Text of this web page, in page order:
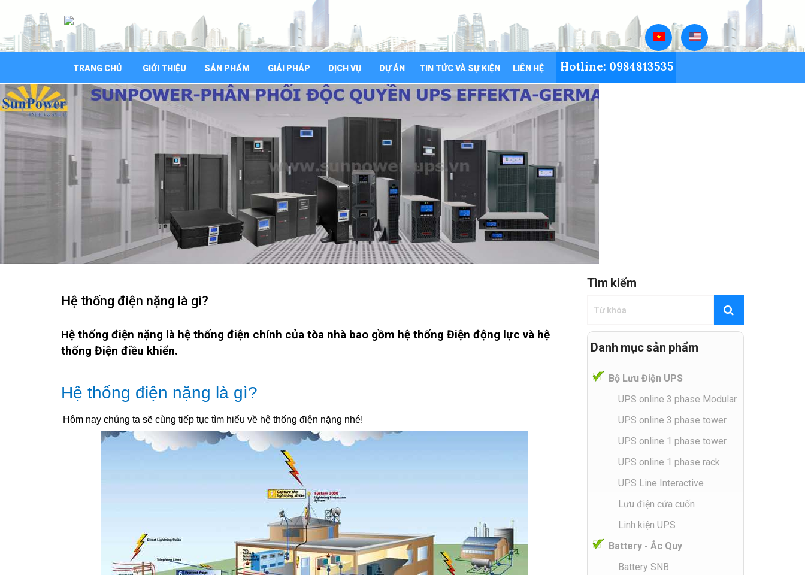
TRANG CHỦ GIỚI THIỆU SẢN PHẨM GIẢI PHÁP DỊCH VỤ DỰ ÁN TIN TỨC VÀ SỰ KIỆN LIÊN HỆ Hotline: 0984813535
Hệ thống điện nặng là gì?
Hệ thống điện nặng là hệ thống điện chính của tòa nhà bao gồm hệ thống Điện động lực và hệ
thống Điện điều khiển.
Hệ thống điện nặng là gì?
Hôm nay chúng ta sẽ cùng tiếp tục tìm hiểu về hệ thống điện nặng nhé!
Tìm kiếm
Danh mục sản phẩm
Bộ Lưu Điện UPS
UPS online 3 phase Modular
UPS online 3 phase tower
UPS online 1 phase tower
UPS online 1 phase rack
UPS Line Interactive
Lưu điện cửa cuốn
Linh kiện UPS
Battery - Ắc Quy
Battery SNB